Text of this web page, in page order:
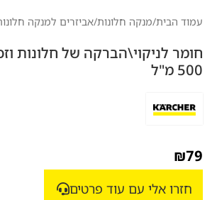
עמוד הבית/מנקה חלונות/אביזרים למנקה
500 מ"ל
₪79
חזרו אלי עם עוד פרטים